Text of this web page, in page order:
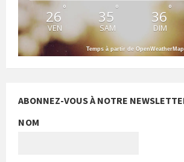
26 °
VEN
35 °
SAM
36°
DIM
Temps à partir de OpenWeatherMap
ABONNEZ-VOUS À NOTRE
NOM